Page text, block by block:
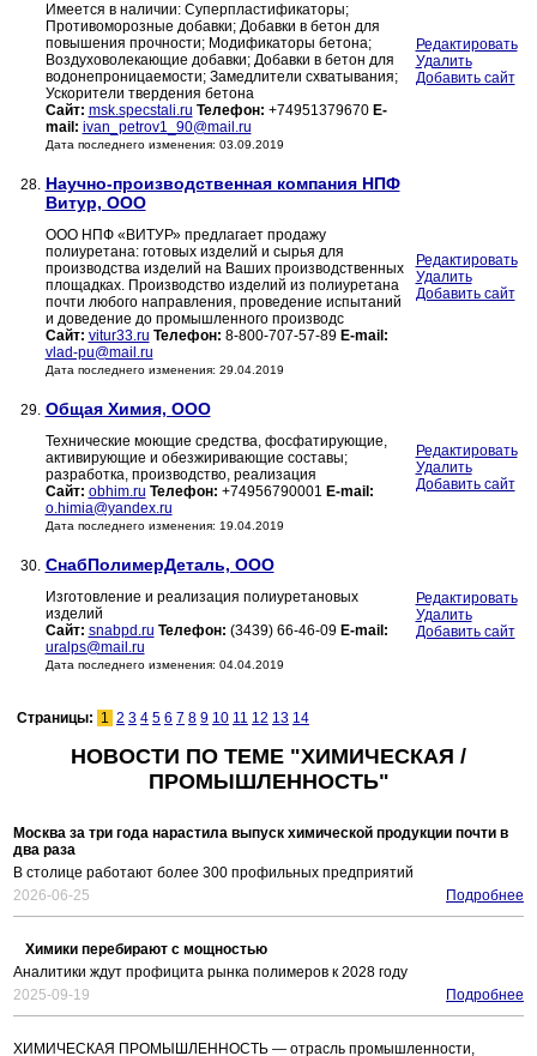
Имеется в наличии: Суперпластификаторы;
Противоморозные добавки; Добавки в бетон для
повышения прочности; Модификаторы бетона;
Воздуховолекающие добавки; Добавки в бетон для
водонепроницаемости; Замедлители схватывания;
Ускорители твердения бетона
Сайт: msk.specstali.ru Телефон: +74951379670 E-
mail: ivan_petrov1_90@mail.ru
Дата последнего изменения: 03.09.2019
Редактировать
Удалить
Добавить сайт
28. Научно-производственная компания НПФ
Витур, ООО
ООО НПФ «ВИТУР» предлагает продажу
полиуретана: готовых изделий и сырья для
производства изделий на Ваших производственных
площадках. Производство изделий из полиуретана
почти любого направления, проведение испытаний
и доведение до промышленного производс
Сайт: vitur33.ru Телефон: 8-800-707-57-89 E-mail:
vlad-pu@mail.ru
Дата последнего изменения: 29.04.2019
Редактировать
Удалить
Добавить сайт
29. Общая Химия, ООО
Технические моющие средства, фосфатирующие,
активирующие и обезжиривающие составы;
разработка, производство, реализация
Сайт: obhim.ru Телефон: +74956790001 E-mail:
o.himia@yandex.ru
Дата последнего изменения: 19.04.2019
Редактировать
Удалить
Добавить сайт
30. СнабПолимерДеталь, ООО
Изготовление и реализация полиуретановых
изделий
Сайт: snabpd.ru Телефон: (3439) 66-46-09 E-mail:
uralps@mail.ru
Дата последнего изменения: 04.04.2019
Редактировать
Удалить
Добавить сайт
Страницы: 1 2 3 4 5 6 7 8 9 10 11 12 13 14
НОВОСТИ ПО ТЕМЕ "ХИМИЧЕСКАЯ /
ПРОМЫШЛЕННОСТЬ"
Москва за три года нарастила выпуск химической продукции почти в
два раза
В столице работают более 300 профильных предприятий
2026-06-25
Подробнее
Химики перебирают с мощностью
Аналитики ждут профицита рынка полимеров к 2028 году
2025-09-19
Подробнее
ХИМИЧЕСКАЯ ПРОМЫШЛЕННОСТЬ — отрасль промышленности,